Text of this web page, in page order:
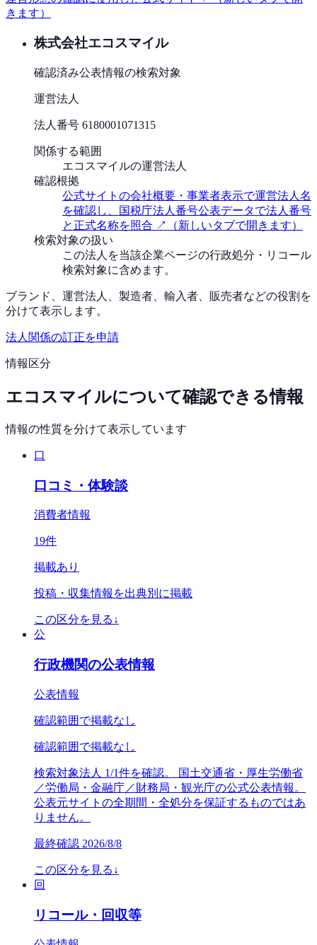
きます）
株式会社エコスマイル
確認済み公表情報の検索対象
運営法人
法人番号 6180001071315
関係する範囲
エコスマイルの運営法人
確認根拠
公式サイトの会社概要・事業者表示で運営法人名
を確認し、国税庁法人番号公表データで法人番号
と正式名称を照合 ↗
（新しいタブで開きます）
検索対象の扱い
この法人を当該企業ページの行政処分・リコール
検索対象に含めます。
ブランド、運営法人、製造者、輸入者、販売者などの役割を
分けて表示します。
法人関係の訂正を申請
情報区分
エコスマイルについて確認できる情報
情報の性質を分けて表示しています
口
口コミ・体験談
消費者情報
19件
掲載あり
投稿・収集情報を出典別に掲載
この区分を見る ↓
公
行政機関の公表情報
公表情報
確認範囲で掲載なし
確認範囲で掲載なし
検索対象法人 1/1件を確認。 国土交通省・厚生労働省
／労働局・金融庁／財務局・観光庁の公式公表情報。
公表元サイトの全期間・全処分を保証するものではあ
りません。
最終確認 2026/8/8
この区分を見る ↓
回
リコール・回収等